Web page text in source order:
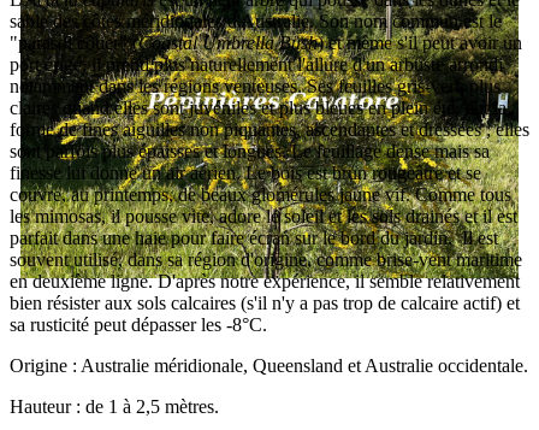
sable des côtes méridionales d'Australie. Son nom commun est le
"parasol côtier" (Coastal Umbrella Bush) et même s'il peut avoir un
port érigé, il prend plus naturellement l'allure d'un arbuste arrondi
notamment dans les régions venteuses. Ses feuilles gris-vert, plus
claires quand elles sont juvéniles et plus bleues en plein été, ont la
forme de fines aiguilles non piquantes, ascendantes et dressées ; elles
sont parfois plus épaisses et longues. Le feuillage dense mais sa
finesse lui donne un air aérien. Le bois est brun rougeâtre et se
couvre, au printemps, de beaux glomérules jaune vif. Comme tous
les mimosas, il pousse vite, adore le soleil et les sols drainés et il est
parfait dans une haie pour faire écran sur le bord du jardin. Il est
souvent utilisé, dans sa région d'origine, comme brise-vent maritime
en deuxième ligne. D'après notre expérience, il semble relativement
bien résister aux sols calcaires (s'il n'y a pas trop de calcaire actif) et
sa rusticité peut dépasser les -8°C.
Origine : Australie méridionale, Queensland et Australie occidentale.
Hauteur : de 1 à 2,5 mètres.